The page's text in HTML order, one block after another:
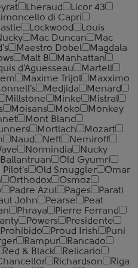
Lheraud
Licor 43
di Capri
Lockwood
Louis
Mac Duncan
Mac
Maestro Dobel
Magdala
Malt B
Manhattan
d'Aguesseau
Martell
Maxime Trijol
Maxximo
Medjida
Menard
Millstone Minke
Mistral
Moisans Moko
Monkey
Mont Blanc
Mortlach
Mozart
Naud Neft
Nemiroff
Normindia
Nucky
Old Gyumri
Pilot's Old Smuggler
Omar
Orthodox
Osmoz
Padre Azul Pages
Parati
John Pearse
Peat
Phraya
Pierre Ferrand
Powers
Presidente
Prohibido Proud Irish
Puni
Rampur
Rancado
Red & Black
Relicario
Richardson
Riga